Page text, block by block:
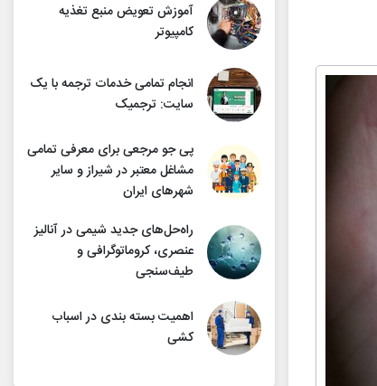
آموزش تعویض منبع تغذیه
کامپیوتر
انجام تمامی خدمات ترجمه با یک
سایت: ترجمیک
پی جو مرجعی برای معرفی تمامی
مشاغل معتبر در شیراز و سایر
شهرهای ایران
راه‌حل‌های جدید شیمی در آنالیز
عنصری، کروماتوگرافی و
طیف‌سنجی
اهمیت بسته بندی در اسباب
کشی